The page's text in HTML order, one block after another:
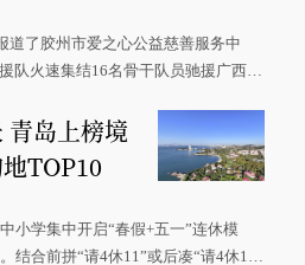
道了胶州市爱之心公益慈善服务中
队火速集结16名骨干队员驰援广西灾
青岛上榜境
TOP10
小学集中开启“春假+五一”连休模
结合前拼“请4休11”或后凑“请4休1